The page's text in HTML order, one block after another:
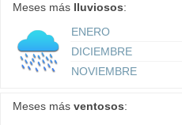
Meses más lluviosos:
ENERO
DICIEMBRE
NOVIEMBRE
Meses más ventosos: